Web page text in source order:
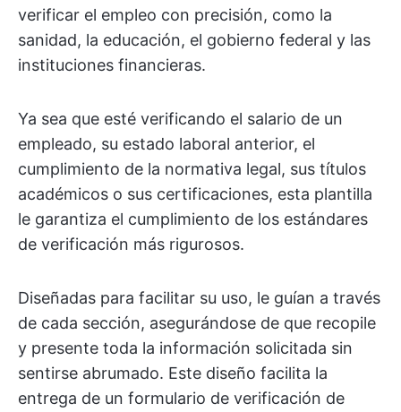
verificar el empleo con precisión, como la
sanidad, la educación, el gobierno federal y las
instituciones financieras.
Ya sea que esté verificando el salario de un
empleado, su estado laboral anterior, el
cumplimiento de la normativa legal, sus títulos
académicos o sus certificaciones, esta plantilla
le garantiza el cumplimiento de los estándares
de verificación más rigurosos.
Diseñadas para facilitar su uso, le guían a través
de cada sección, asegurándose de que recopile
y presente toda la información solicitada sin
sentirse abrumado. Este diseño facilita la
entrega de un formulario de verificación de